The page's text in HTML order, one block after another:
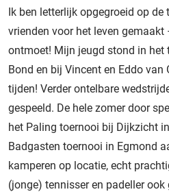
Ik ben letterlijk opgegroeid op de
vrienden voor het leven
ontmoet! Mijn jeugd stond in het
Bond en bij Vincent en Eddo van
tijden! Verder ontelbare
gespeeld. De hele zomer door
het Paling toernooi bij Dijkzicht
Badgasten toernooi in Egmond
kamperen op locatie, echt
(jonge) tennisser en padeller